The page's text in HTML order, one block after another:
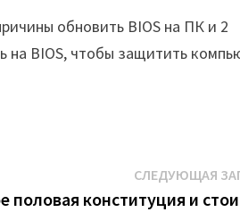
обновить BIOS на ПК и 2
на BIOS, чтобы защитить
СЛЕДУЮЩАЯ
половая конституция и